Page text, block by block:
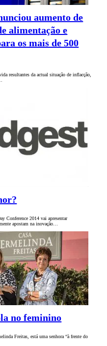
aumento de
alimentação e
os mais de 500
resultantes da actual situação de inflacção,
Conference 2014 vai apresentar
apostam na inovação…
no feminino
Freitas, está uma senhora “à frente do